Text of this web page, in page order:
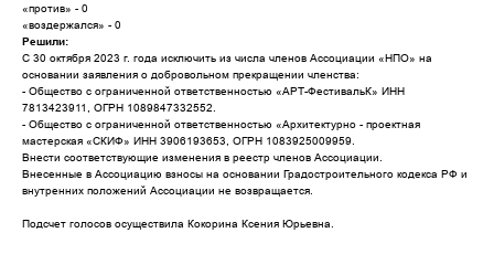
«против» - 0
«воздержался» - 0
Решили:
С 30 октября 2023 г. года исключить из числа членов Ассоциации «НПО» на
основании заявления о добровольном прекращении членства:
- Общество с ограниченной ответственностью «АРТ-ФестивальК» ИНН
7813423911, ОГРН 1089847332552.
- Общество с ограниченной ответственностью «Архитектурно - проектная
мастерская «СКИФ» ИНН 3906193653, ОГРН 1083925009959.
Внести соответствующие изменения в реестр членов Ассоциации.
Внесенные в Ассоциацию взносы на основании Градостроительного кодекса РФ и
внутренних положений Ассоциации не возвращается.
Подсчет голосов осуществила Кокорина Ксения Юрьевна.